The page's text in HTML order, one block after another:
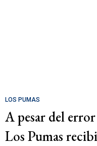
LOS PUMAS
A pesar del
Los Pumas